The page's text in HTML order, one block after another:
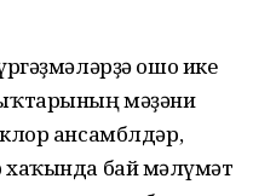
ошо ике
мәҙәни
ансамблдәр,
бай мәғлүмәт